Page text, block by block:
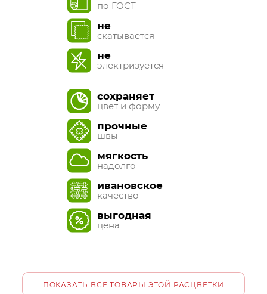
по ГОСТ
не
скатывается
не
электризуется
сохраняет
цвет и форму
прочные
швы
мягкость
надолго
ивановское
качество
выгодная
цена
ПОКАЗАТЬ ВСЕ ТОВАРЫ ЭТОЙ РАСЦВЕТКИ